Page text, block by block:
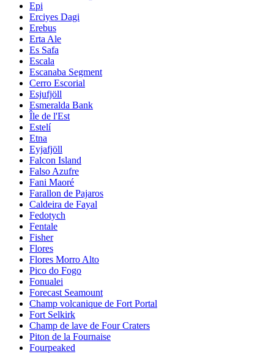
Epi
Erciyes Dagi
Erebus
Erta Ale
Es Safa
Escala
Escanaba Segment
Cerro Escorial
Esjufjöll
Esmeralda Bank
Île de l'Est
Estelí
Etna
Eyjafjöll
Falcon Island
Falso Azufre
Fani Maoré
Farallon de Pajaros
Caldeira de Fayal
Fedotych
Fentale
Fisher
Flores
Flores Morro Alto
Pico do Fogo
Fonualei
Forecast Seamount
Champ volcanique de Fort Portal
Fort Selkirk
Champ de lave de Four Craters
Piton de la Fournaise
Fourpeaked